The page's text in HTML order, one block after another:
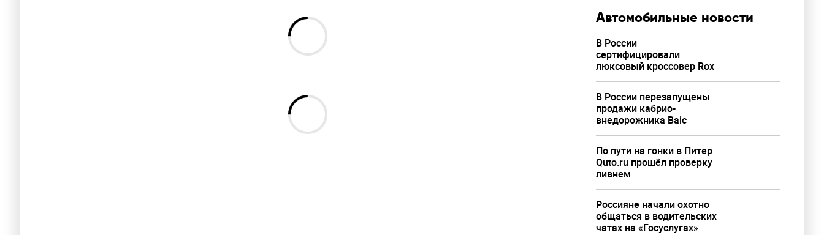
Автомобильные новости
В России
сертифицировали
люксовый кроссовер Rox
В России перезапущены
продажи кабрио-
внедорожника Baic
По пути на гонки в Питер
Quto.ru прошёл проверку
ливнем
Россияне начали охотно
общаться в водительских
чатах на «Госуслугах»